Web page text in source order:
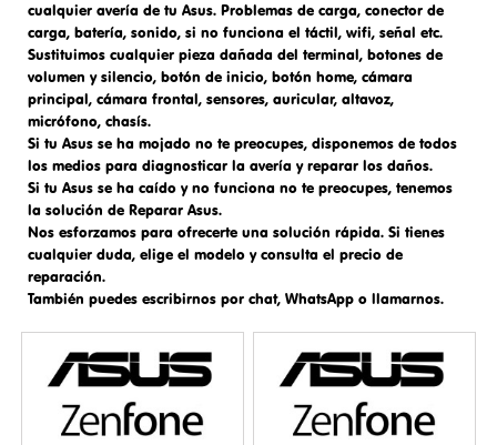
cualquier avería de tu Asus. Problemas de carga, conector de
carga, batería, sonido, si no funciona el táctil, wifi, señal etc.
Sustituimos cualquier pieza dañada del terminal, botones de
volumen y silencio, botón de inicio, botón home, cámara
principal, cámara frontal, sensores, auricular, altavoz,
micrófono, chasís.
Si tu Asus se ha mojado no te preocupes, disponemos de todos
los medios para diagnosticar la avería y reparar los daños.
Si tu Asus se ha caído y no funciona no te preocupes, tenemos
la solución de Reparar Asus.
Nos esforzamos para ofrecerte una solución rápida. Si tienes
cualquier duda, elige el modelo y consulta el precio de
reparación.
También puedes escribirnos por chat, WhatsApp o llamarnos.